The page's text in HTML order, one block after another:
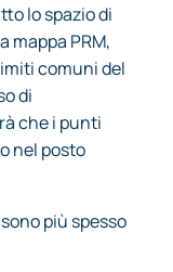
lo spazio di
mappa PRM,
comuni del
di
che i punti
nel posto
più spesso